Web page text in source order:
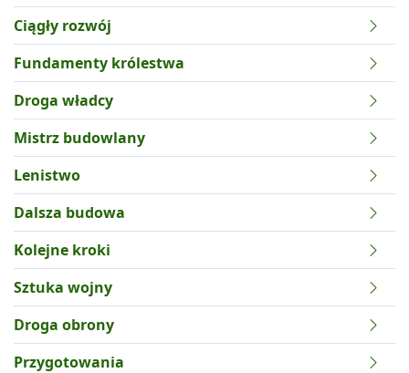
Ciągły rozwój
Fundamenty królestwa
Droga władcy
Mistrz budowlany
Lenistwo
Dalsza budowa
Kolejne kroki
Sztuka wojny
Droga obrony
Przygotowania